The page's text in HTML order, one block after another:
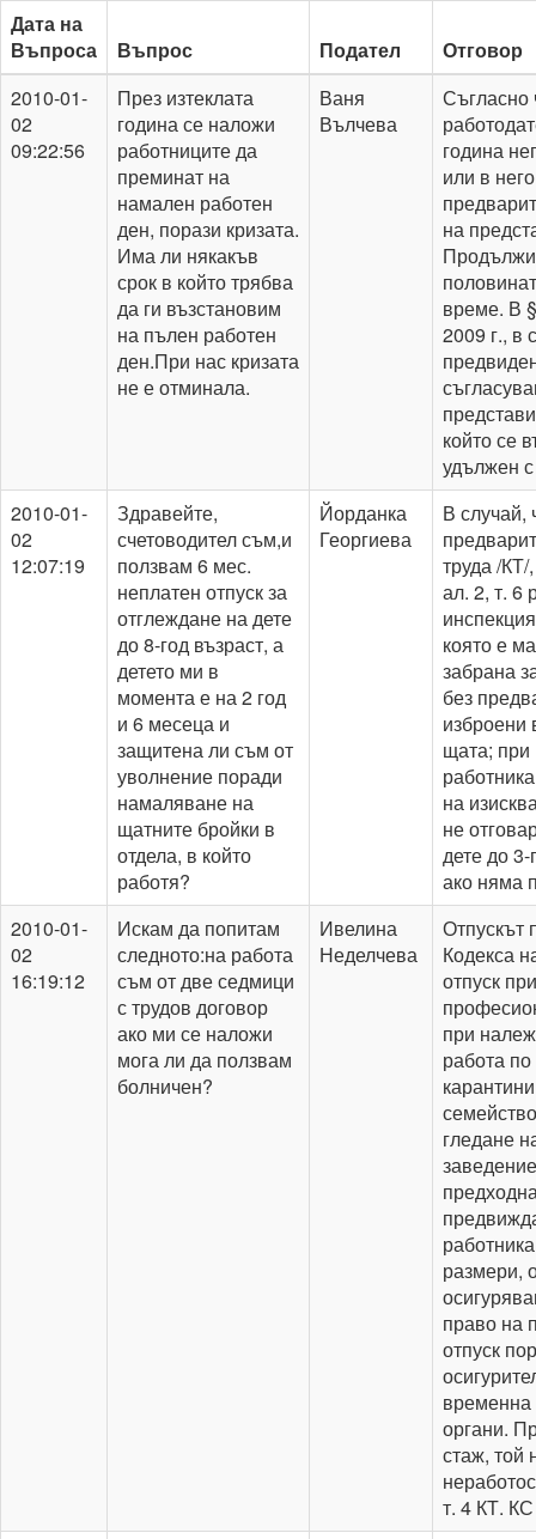
Дата на
Въпроса
Въпрос Подател
Отговор
2010-01-
02
09:22:56
През изтеклата
година се наложи
работниците да
преминат на
намален работен
ден, порази кризата.
Има ли някакъв
срок в който трябва
да ги възстановим
на пълен работен
ден.При нас кризата
не е отминала.
Ваня
Вълчева
Съгласно
година
или в
на
време. В
2009 г., в
който се
удължен
2010-01-
02
12:07:19
Здравейте,
счетоводител съм,и
ползвам 6 мес.
неплатен отпуск за
отглеждане на дете
до 8-год възраст, а
детето ми в
момента е на 2 год
и 6 месеца и
защитена ли съм от
уволнение поради
намаляване на
щатните бройки в
отдела, в който
работя?
Йорданка
Георгиева
В случай,
труда /КТ/
ал. 2, т. 6
която е
забрана
без
изброени
щата; при
на
не
дете до
ако няма
2010-01-
02
16:19:12
Искам да попитам
следното:на работа
съм от две седмици
с трудов договор
ако ми се наложи
мога ли да ползвам
болничен?
Ивелина
Неделчева
Отпускът
Кодекса
отпуск
при
работа
гледане
размери,
право на
отпуск
временна
органи.
стаж, той
т. 4 КТ. КС